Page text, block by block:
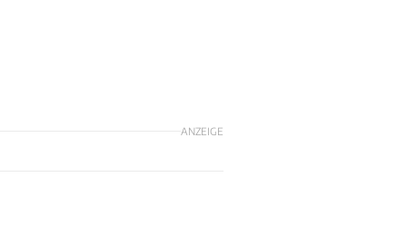
ANZEIGE